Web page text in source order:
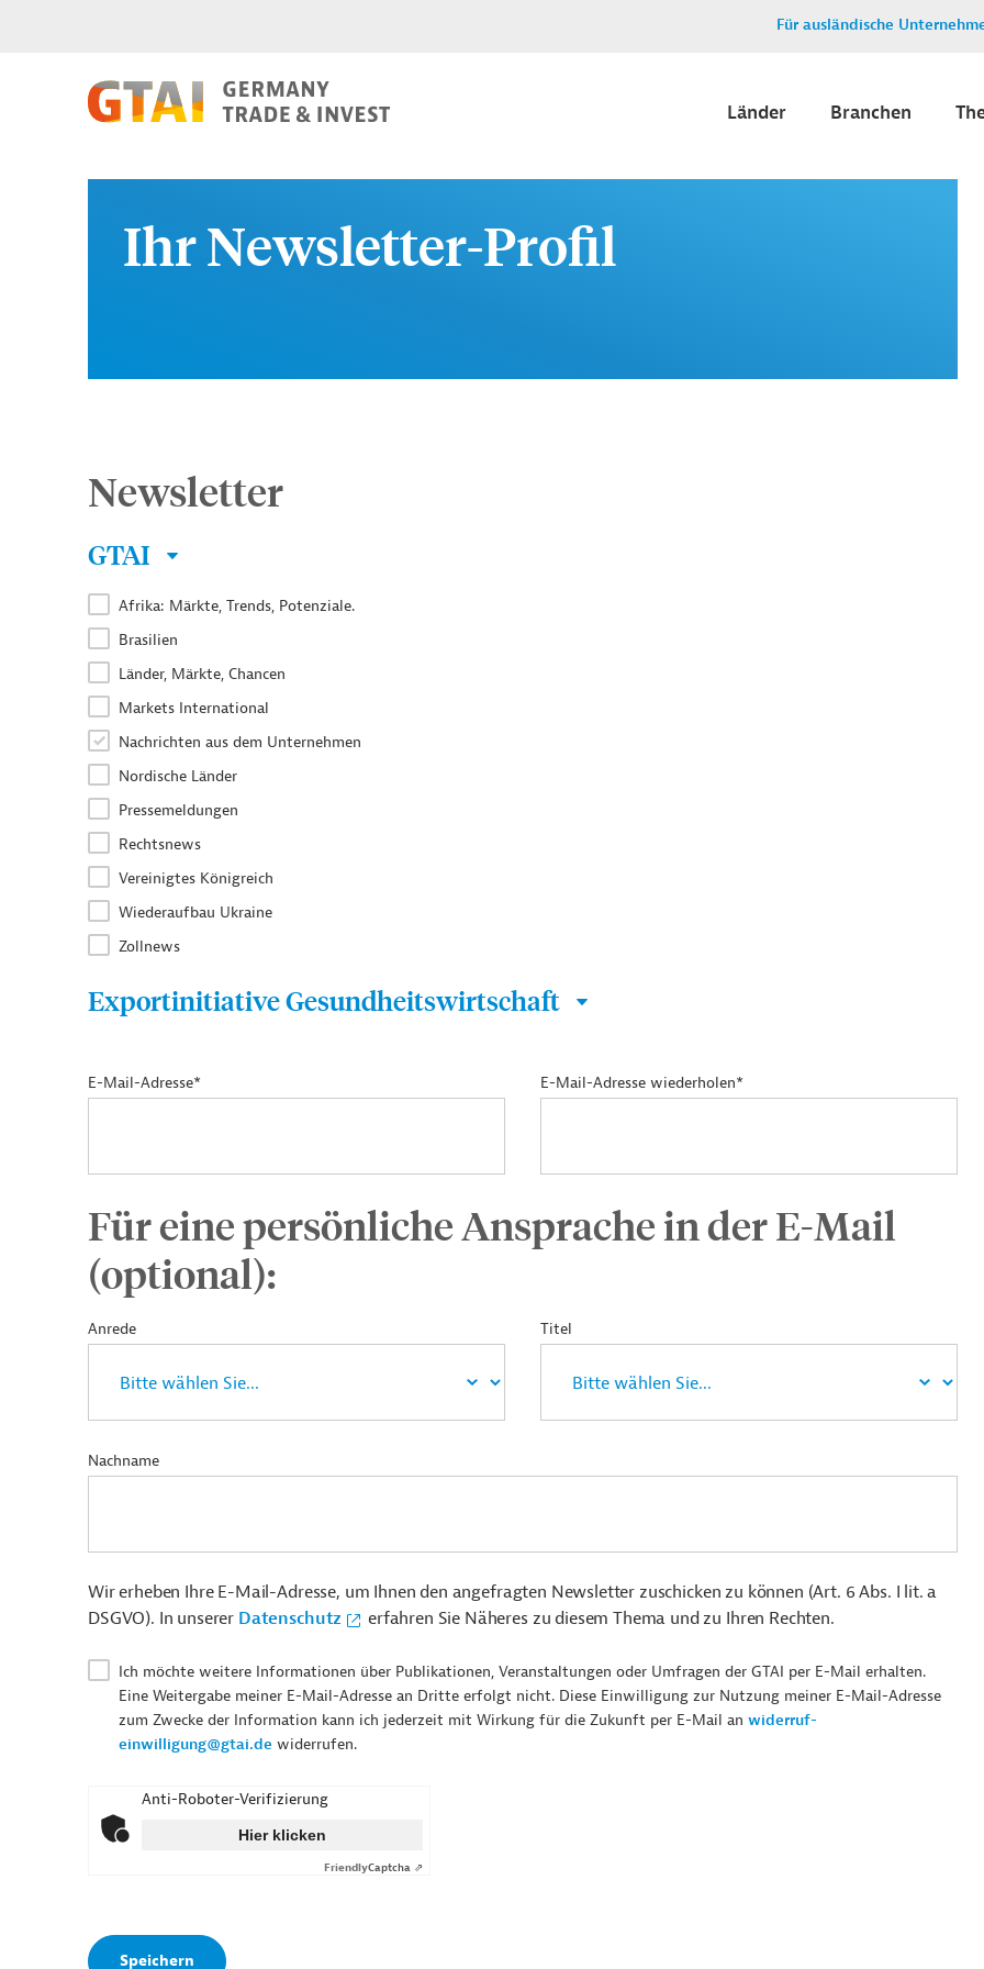
Für ausländische
Länder Branchen
Ihr Newsletter-Profil
Newsletter
GTAI
Afrika: Märkte, Trends, Potenziale.
Brasilien
Länder, Märkte, Chancen
Markets International
Nachrichten aus dem Unternehmen
Nordische Länder
Pressemeldungen
Rechtsnews
Vereinigtes Königreich
Wiederaufbau Ukraine
Zollnews
Exportinitiative Gesundheitswirtschaft
E-Mail-Adresse* E-Mail-Adresse wiederholen*
Für eine persönliche Ansprache in der E-Mail
(optional):
Anrede Titel
Nachname
Wir erheben Ihre E-Mail-Adresse, um Ihnen den angefragten Newsletter zuschicken zu können (Art. 6 Abs. I lit. a
DSGVO). In unserer Datenschutz erfahren Sie Näheres zu diesem Thema und zu Ihren Rechten.
Ich möchte weitere Informationen über Publikationen, Veranstaltungen oder Umfragen der GTAI per E-Mail erhalten.
Eine Weitergabe meiner E-Mail-Adresse an Dritte erfolgt nicht. Diese Einwilligung zur Nutzung meiner E-Mail-Adresse
zum Zwecke der Information kann ich jederzeit mit Wirkung für die Zukunft per E-Mail an widerruf-
einwilligung@gtai.de widerrufen.
Anti-Roboter-Verifizierung
Hier klicken
FriendlyCaptcha ⇗